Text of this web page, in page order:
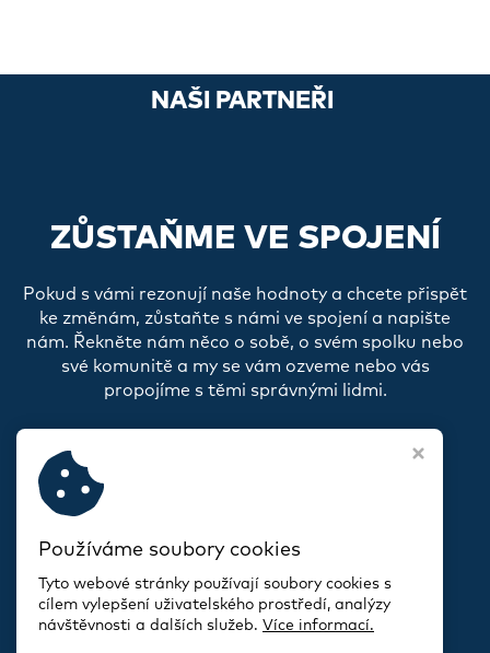
NAŠI PARTNEŘI
ZŮSTAŇME VE SPOJENÍ
Pokud s vámi rezonují naše hodnoty a chcete přispět
ke změnám, zůstaňte s námi ve spojení a napište
nám. Řekněte nám něco o sobě, o svém spolku nebo
své komunitě a my se vám ozveme nebo vás
propojíme s těmi správnými lidmi.
Používáme soubory cookies
Tyto webové stránky používají soubory cookies s
cílem vylepšení uživatelského prostředí, analýzy
návštěvnosti a dalších služeb. Více informací.